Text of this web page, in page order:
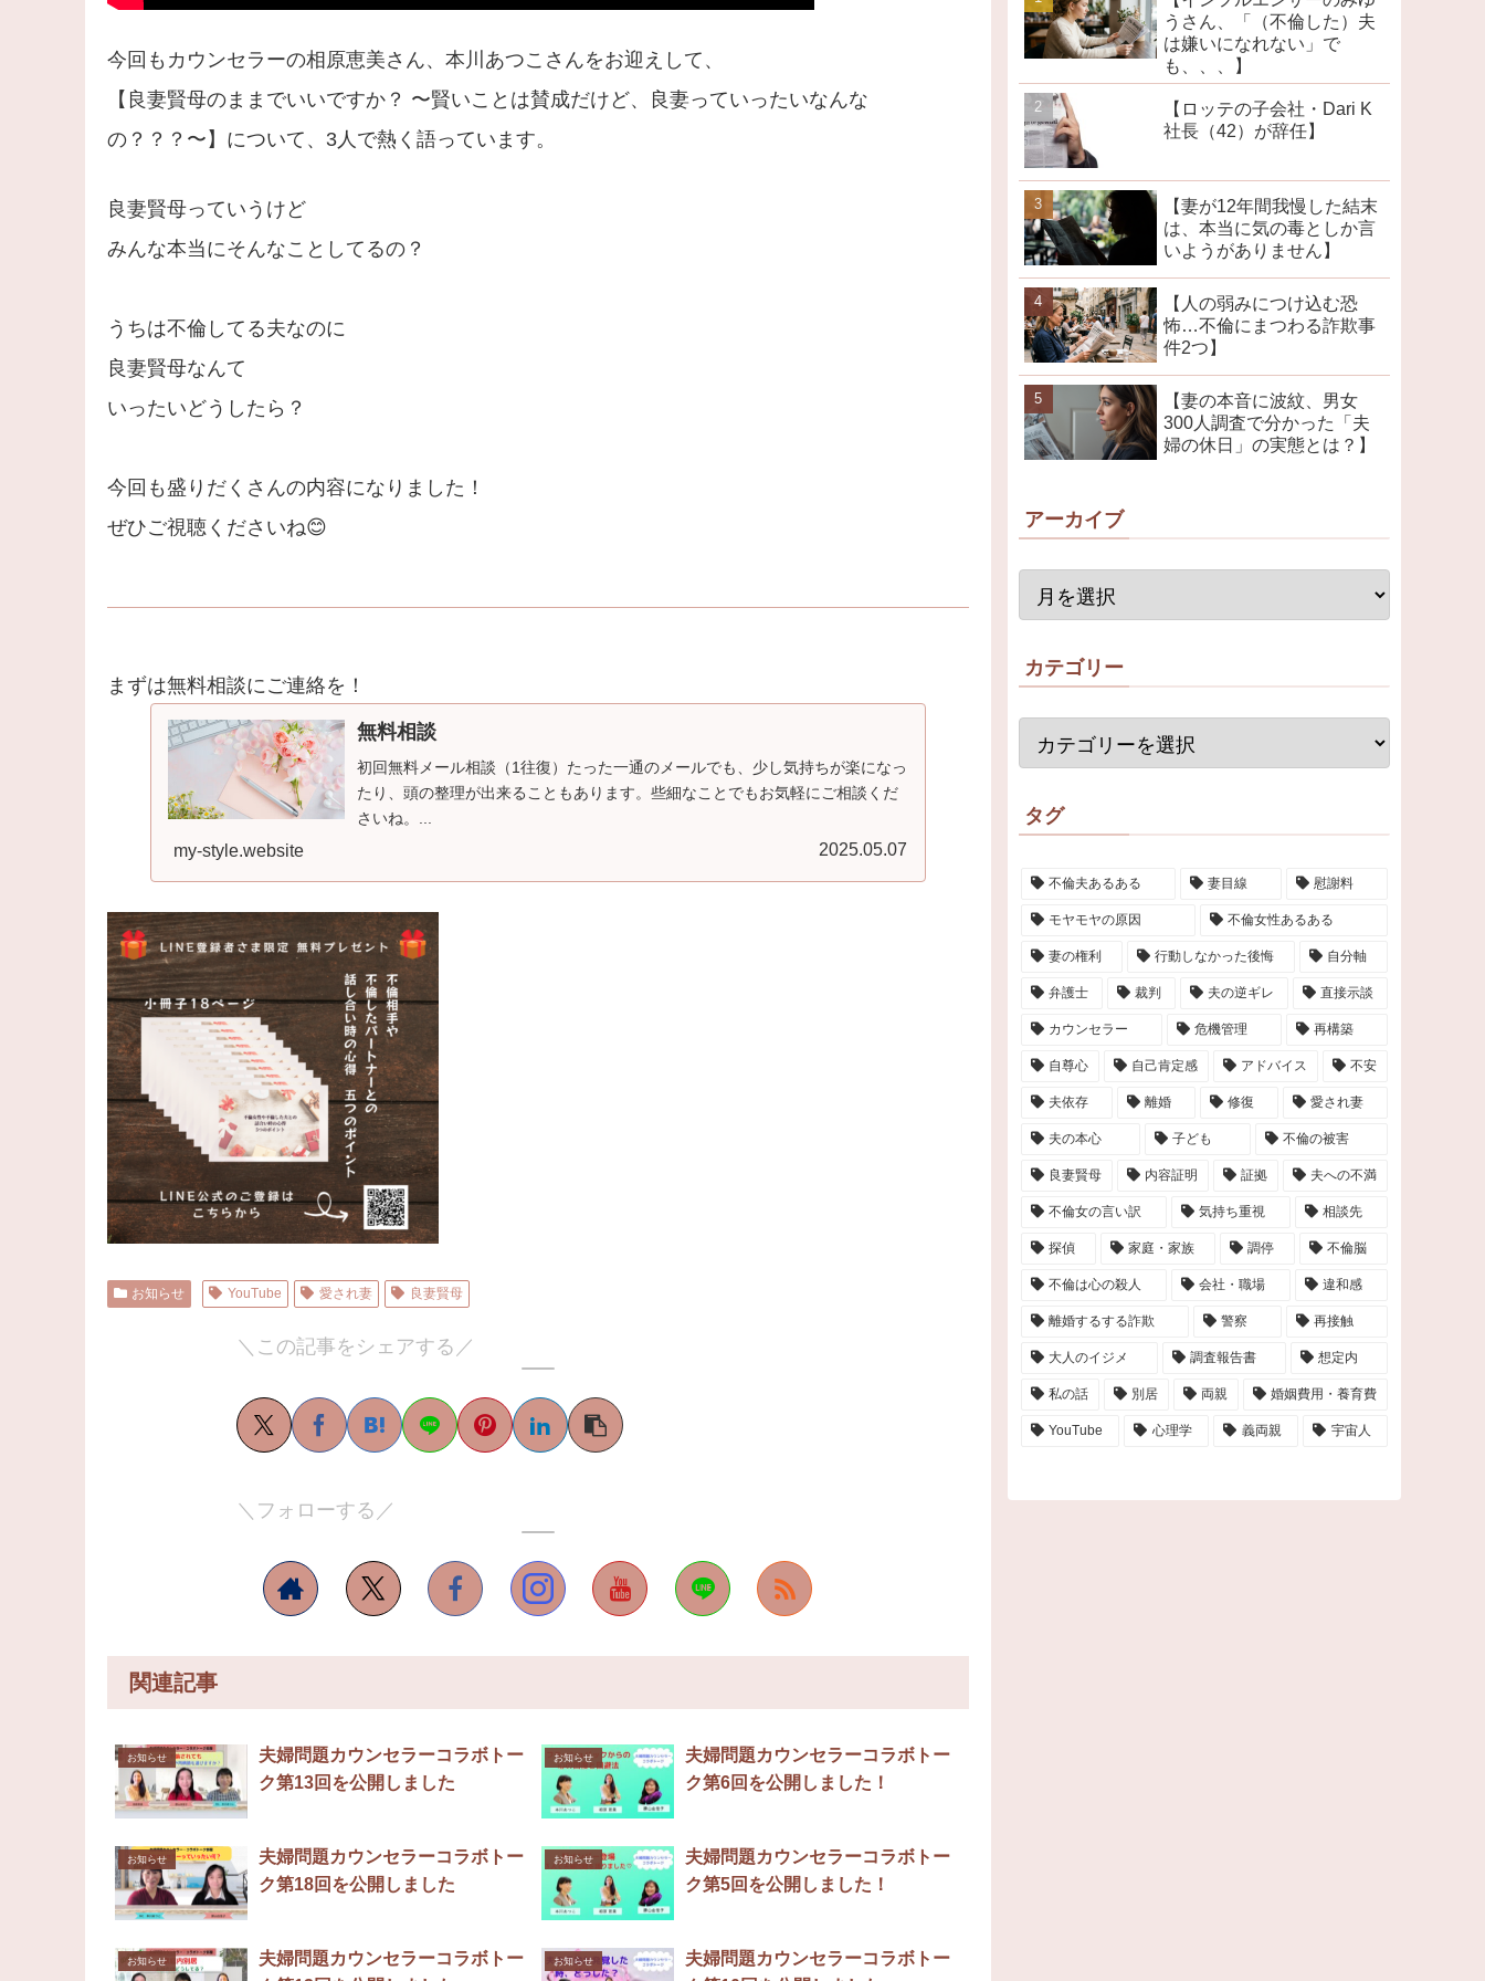
今回もカウンセラーの相原恵美さん、本川あつこさんをお迎えして、
【良妻賢母のままでいいですか？ 〜賢いことは賛成だけど、良妻っていったいなんな
の？？？〜】について、3人で熱く語っています。
良妻賢母っていうけど
みんな本当にそんなことしてるの？
うちは不倫してる夫なのに
良妻賢母なんて
いったいどうしたら？
今回も盛りだくさんの内容になりました！
ぜひご視聴くださいね😊
まずは無料相談にご連絡を！
無料相談
初回無料メール相談（1往復）たった一通のメールでも、少し気持ちが楽になっ
たり、頭の整理が出来ることもあります。些細なことでもお気軽にご相談くだ
さいね。...
my-style.website 2025.05.07
お知らせ YouTube 愛され妻 良妻賢母
＼この記事をシェアする／
＼フォローする／
関連記事
お知らせ
夫婦問題カウンセラーコラボトー
ク第13回を公開しました
お知らせ
夫婦問題カウンセラーコラボトー
ク第6回を公開しました！
お知らせ
夫婦問題カウンセラーコラボトー
ク第18回を公開しました
お知らせ
夫婦問題カウンセラーコラボトー
ク第5回を公開しました！
お知らせ
夫婦問題カウンセラーコラボトー
お知らせ
夫婦問題カウンセラーコラボトー
うさん、「（不倫した）夫
は嫌いになれない」で
も、、、】
【ロッテの子会社・Dari K
社長（42）が辞任】
【妻が12年間我慢した結末
は、本当に気の毒としか言
いようがありません】
【人の弱みにつけ込む恐
怖…不倫にまつわる詐欺事
件2つ】
【妻の本音に波紋、男女
300人調査で分かった「夫
婦の休日」の実態とは？】
アーカイブ
カテゴリー
タグ
不倫夫あるある 妻目線 慰謝料
モヤモヤの原因 不倫女性あるある
妻の権利 行動しなかった後悔 自分軸
弁護士 裁判 夫の逆ギレ 直接示談
カウンセラー 危機管理 再構築
自尊心 自己肯定感 アドバイス 不安
夫依存 離婚 修復 愛され妻
夫の本心 子ども 不倫の被害
良妻賢母 内容証明 証拠 夫への不満
不倫女の言い訳 気持ち重視 相談先
探偵 家庭・家族 調停 不倫脳
不倫は心の殺人 会社・職場 違和感
離婚するする詐欺 警察 再接触
大人のイジメ 調査報告書 想定内
私の話 別居 両親 婚姻費用・養育費
YouTube 心理学 義両親 宇宙人